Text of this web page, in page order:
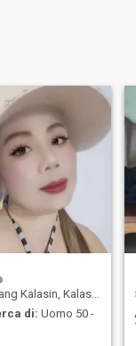
Kalasin, Kalasin, Thailandia
di: Uomo 50 -